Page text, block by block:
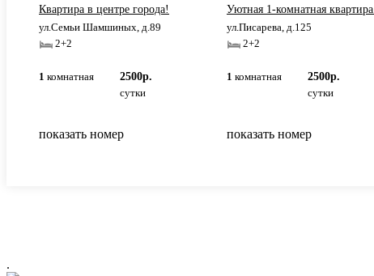
Квартира в центре города!
ул.Семьи Шамшиных, д.89
2+2
1 комнатная
2500р.
сутки
показать номер
Уютная 1-комнатная квартира.
ул.Писарева, д.125
2+2
1 комнатная
2500р.
сутки
показать номер
.